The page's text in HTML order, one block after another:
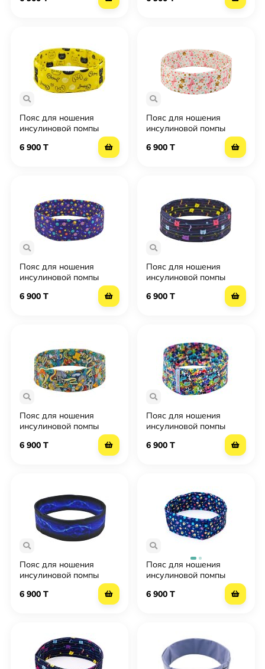
Пояс для ношения
инсулиновой помпы
Инсула детски Insula
kids - Черный кот
6 900 T
Пояс для ношения
инсулиновой помпы
Инсула детский Insula
kids - Совушки
6 900 T
Пояс для ношения
инсулиновой помпы
Инсула детский Insula
kids - Космос
6 900 T
Пояс для ношения
инсулиновой помпы
Инсула детский Insula
kids - Котики
6 900 T
Пояс для ношения
инсулиновой помпы
Инсула детский Insula
kids - Стрит
6 900 T
Пояс для ношения
инсулиновой помпы
Инсула детский Insula
kids - Тропикано
6 900 T
Пояс для ношения
инсулиновой помпы
Инсула детский Insula
kids - Электро
6 900 T
Пояс для ношения
инсулиновой помпы
Insula Lock - Космос
6 900 T